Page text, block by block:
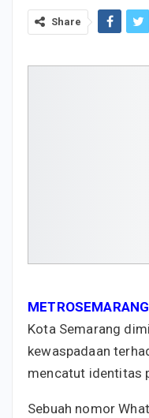
Share
METROSEMARANG
Kota Semarang
kewaspadaan
mencatut identitas
Sebuah nomor